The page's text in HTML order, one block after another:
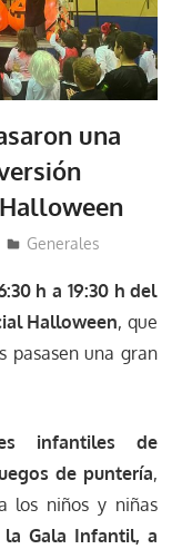
una
Generales
h a 19:30 h del
Halloween, que
pasasen una gran
infantiles de
de puntería,
los niños y niñas
la Gala Infantil, a